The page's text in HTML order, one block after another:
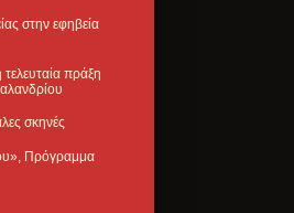
στην εφηβεία
πράξη
σκηνές
Πρόγραμμα